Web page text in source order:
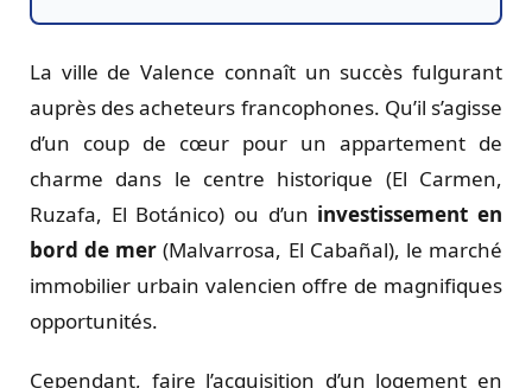
La ville de Valence connaît un succès fulgurant
auprès des acheteurs francophones. Qu’il s’agisse
d’un coup de cœur pour un appartement de
charme dans le centre historique (El Carmen,
Ruzafa, El Botánico) ou d’un investissement en
bord de mer (Malvarrosa, El Cabañal), le marché
immobilier urbain valencien offre de magnifiques
opportunités.
Cependant, faire l’acquisition d’un logement en